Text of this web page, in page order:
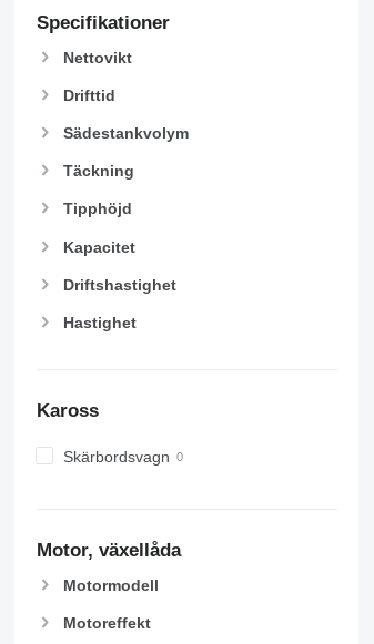
9770
9880
9900
F-series
H-series
S-series
T-series
X-series
Specifikationer
Nettovikt
Drifttid
Sädestankvolym
Täckning
Tipphöjd
Kapacitet
Driftshastighet
Hastighet
Kaross
Skärbordsvagn
Motor, växellåda
Motormodell
Motoreffekt